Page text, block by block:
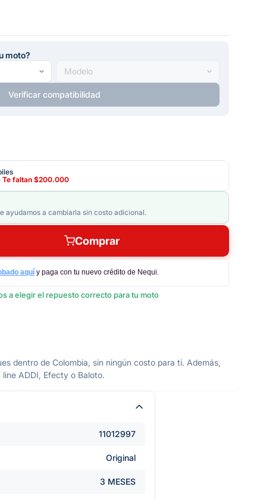
moto?
Verificar compatibilidad
· Te faltan $200.000
ayudamos a cambiarla sin costo adicional.
Comprar
aquí y paga con tu nuevo crédito de Nequi.
a elegir el repuesto correcto para tu moto
dentro de Colombia, sin ningún costo para ti. Además,
ADDI, Efecty o Baloto.
11012997
Original
3 MESES